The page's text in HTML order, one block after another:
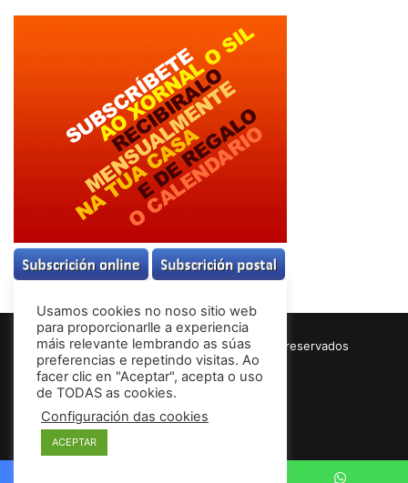
© Copyright 2026, Todos los derechos reservados
Términos & Condiciones
Usamos cookies no noso sitio web
para proporcionarlle a experiencia
máis relevante lembrando as súas
preferencias e repetindo visitas. Ao
facer clic en "Aceptar", acepta o uso
de TODAS as cookies.
Configuración das cookies
ACEPTAR